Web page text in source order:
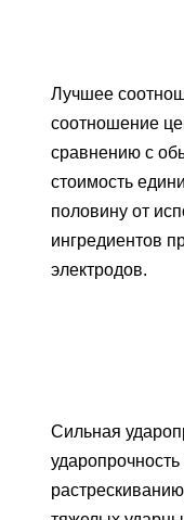
Лучшее
соотношение
сравнению с
стоимость
половину от
ингредиентов
электродов.
Сильная
ударопрочность